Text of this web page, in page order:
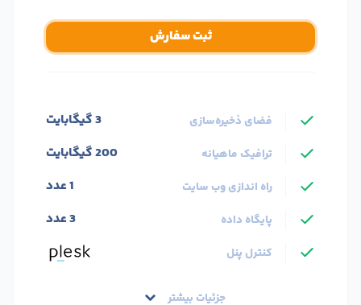
ثبت سفارش
فضای ذخیره‌سازی 3 گیگابایت
ترافیک ماهیانه 200 گیگابایت
راه اندازی وب سایت 1 عدد
پایگاه داده 3 عدد
کنترل پنل
جزئیات بیشتر